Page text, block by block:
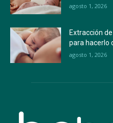
agosto 1, 2026
Extracción
para hacerlo
agosto 1, 2026